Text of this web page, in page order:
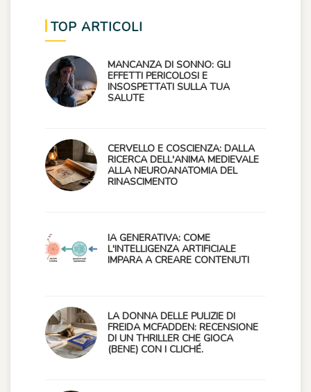
TOP ARTICOLI
MANCANZA DI SONNO: GLI
EFFETTI PERICOLOSI E
INSOSPETTATI SULLA TUA
SALUTE
CERVELLO E COSCIENZA: DALLA
RICERCA DELL'ANIMA MEDIEVALE
ALLA NEUROANATOMIA DEL
RINASCIMENTO
IA GENERATIVA: COME
L'INTELLIGENZA ARTIFICIALE
IMPARA A CREARE CONTENUTI
LA DONNA DELLE PULIZIE DI
FREIDA MCFADDEN: RECENSIONE
DI UN THRILLER CHE GIOCA
(BENE) CON I CLICHÉ.